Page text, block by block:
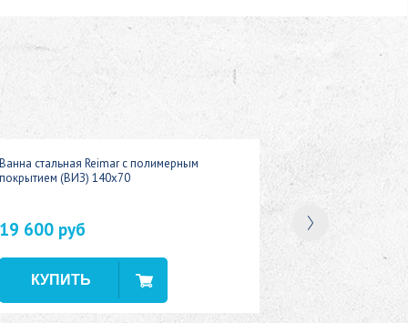
Ванна стальная Reimar с полимерным
покрытием (ВИЗ) 140x70
19 600 руб